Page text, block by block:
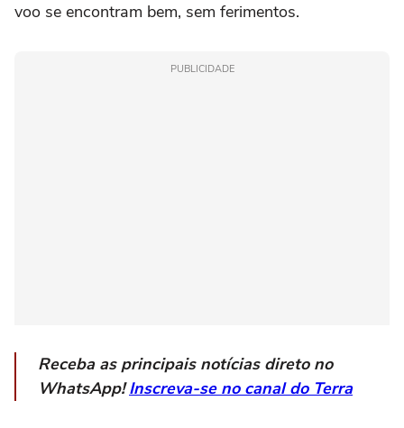
voo se encontram bem, sem ferimentos.
PUBLICIDADE
Receba as principais notícias direto no
WhatsApp!Inscreva-se no canal do Terra